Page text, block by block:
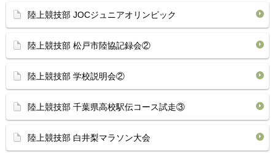
陸上競技部 JOCジュニアオリンピック
陸上競技部 松戸市陸協記録会②
陸上競技部 学校説明会②
陸上競技部 千葉県高校駅伝コース試走③
陸上競技部 白井梨マラソン大会